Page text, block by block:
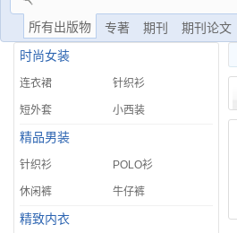
所有出版物 专著 期刊 期刊论文
时尚女装
连衣裙 针织衫
短外套 小西装
精品男装
针织衫 POLO衫
休闲裤 牛仔裤
精致内衣